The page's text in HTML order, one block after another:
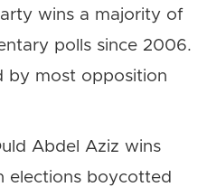
wins a majority of
polls since 2006.
by most opposition
Abdel Aziz wins
elections boycotted